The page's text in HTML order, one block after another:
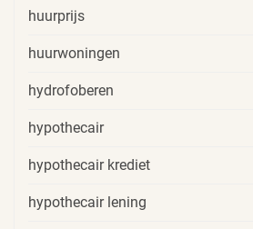
huurprijs
huurwoningen
hydrofoberen
hypothecair
hypothecair krediet
hypothecair lening